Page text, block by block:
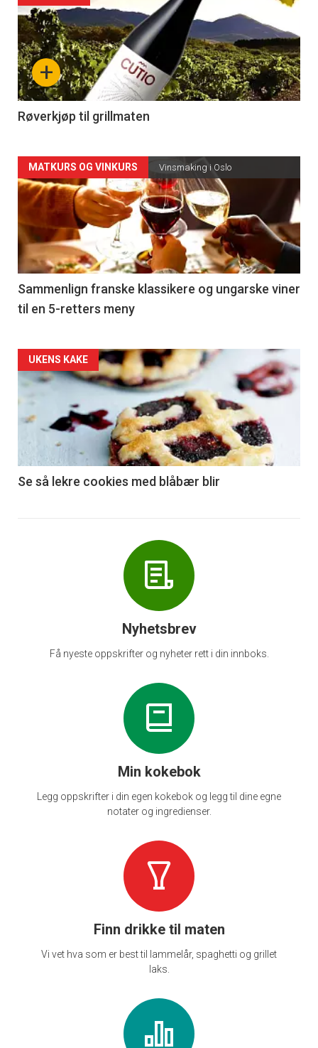
akkurat
nå
-
4
+
Røverkjøp til grillmaten
Forsiden
akkurat
nå
-
5
MATKURS OG VINKURS Vinsmaking i Oslo
Sammenlign franske klassikere og ungarske viner
til en 5-retters meny
Forsiden
akkurat
nå
6
UKENS KAKE
Se så lekre cookies med blåbær blir
Nyhetsbrev
Få nyeste oppskrifter og nyheter rett i din innboks.
Min kokebok
Legg oppskrifter i din egen kokebok og legg til dine egne
notater og ingredienser.
Finn drikke til maten
Vi vet hva som er best til lammelår, spaghetti og grillet
laks.